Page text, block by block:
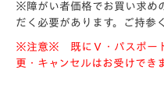
※障がい者価格でお買い求め
だく必要があります。ご持参
※注意※ 既にＶ・パスポー
更・キャンセルはお受けでき